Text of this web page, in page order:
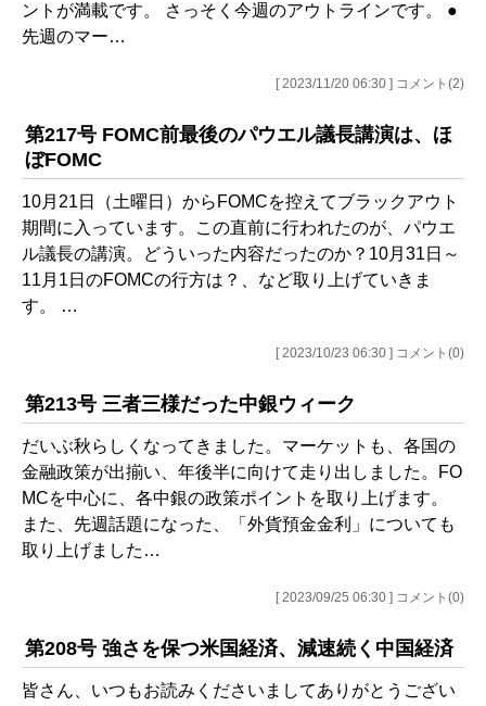
ントが満載です。 さっそく今週のアウトラインです。 ●
先週のマー…
[ 2023/11/20 06:30 ] コメント(2)
第217号 FOMC前最後のパウエル議長講演は、ほ
ぼFOMC
10月21日（土曜日）からFOMCを控えてブラックアウト
期間に入っています。この直前に行われたのが、パウエ
ル議長の講演。どういった内容だったのか？10月31日～
11月1日のFOMCの行方は？、など取り上げていきま
す。 …
[ 2023/10/23 06:30 ] コメント(0)
第213号 三者三様だった中銀ウィーク
だいぶ秋らしくなってきました。マーケットも、各国の
金融政策が出揃い、年後半に向けて走り出しました。FO
MCを中心に、各中銀の政策ポイントを取り上げます。
また、先週話題になった、「外貨預金金利」についても
取り上げました…
[ 2023/09/25 06:30 ] コメント(0)
第208号 強さを保つ米国経済、減速続く中国経済
皆さん、いつもお読みくださいましてありがとうござい